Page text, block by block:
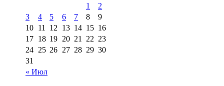
« Июл
1
2
3
4 5 6 7 8
9
10 11 12 13 14 15 16
17 18 19 20 21 22 23
24 25 26 27 28 29 30
31